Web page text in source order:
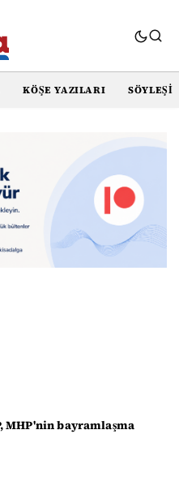
KÖŞE YAZILARI SÖYLEŞI
MHP'nin bayramlaşma